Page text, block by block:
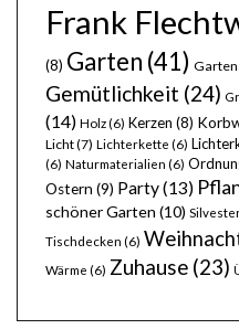
Frank
(8) Garten (41)
Gemütlichkeit (24)
(14) Holz(6) Kerzen (8)
Licht(7) Lichterkette (6)
(6) Naturmaterialien (6)
Ostern (9) Party(13)
schöner Garten (10)
Tischdecken (6)
Wärme (6) Zuhause (23)